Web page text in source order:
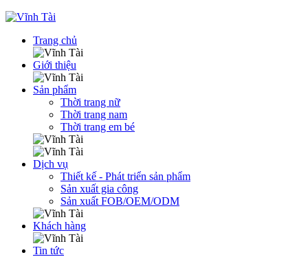
Trang chủ
Giới thiệu
Sản phẩm
Thời trang nữ
Thời trang nam
Thời trang em bé
Dịch vụ
Thiết kế - Phát triển sản phẩm
Sản xuất gia công
Sản xuất FOB/OEM/ODM
Khách hàng
Tin tức